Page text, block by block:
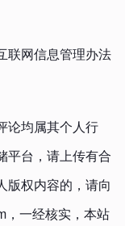
联网信息管理办法
论均属其个人行
平台，请上传有合
版权内容的，请向
，一经核实，本站